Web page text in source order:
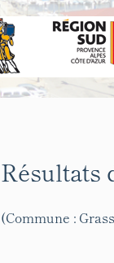
Résultats
(Commune :